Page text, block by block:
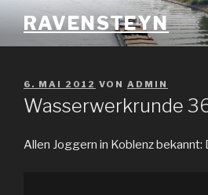
Inhalt
springen
RAVENSTEYN
VERÖFFENTLICHT
AM
6. MAI 2012 VON ADMIN
Wasserwerkrunde
Allen Joggern in Koblenz